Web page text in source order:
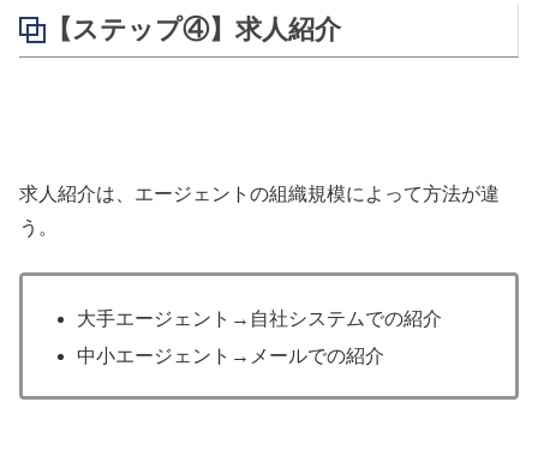
【ステップ④】求人紹介
求人紹介は、エージェントの組織規模によって方法が違
う。
大手エージェント→自社システムでの紹介
中小エージェント→メールでの紹介